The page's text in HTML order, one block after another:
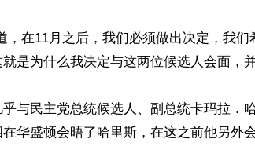
，在11月之后，我们必须做出决定，我
是为什么我决定与这两位候选人会面，
与民主党总统候选人、副总统卡玛拉．
华盛顿会晤了哈里斯，在这之前他另外